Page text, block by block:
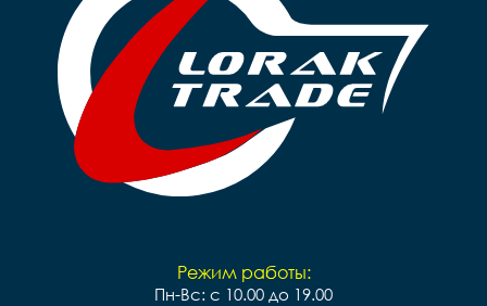
Режим работы:
Пн-Вс: с 10.00 до 19.00